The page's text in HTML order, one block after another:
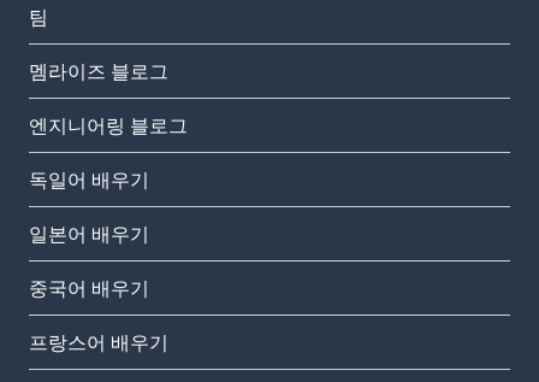
팀
멤라이즈 블로그
엔지니어링 블로그
독일어 배우기
일본어 배우기
중국어 배우기
프랑스어 배우기